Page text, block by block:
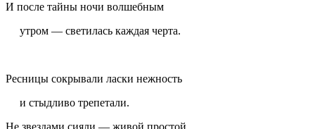
И после тайны ночи волшебным
утром — светилась каждая черта.
Ресницы сокрывали ласки нежность
и стыдливо трепетали.